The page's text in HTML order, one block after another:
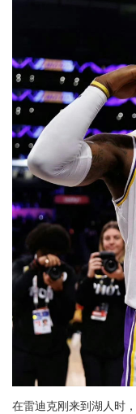
在雷迪克刚来到湖人时